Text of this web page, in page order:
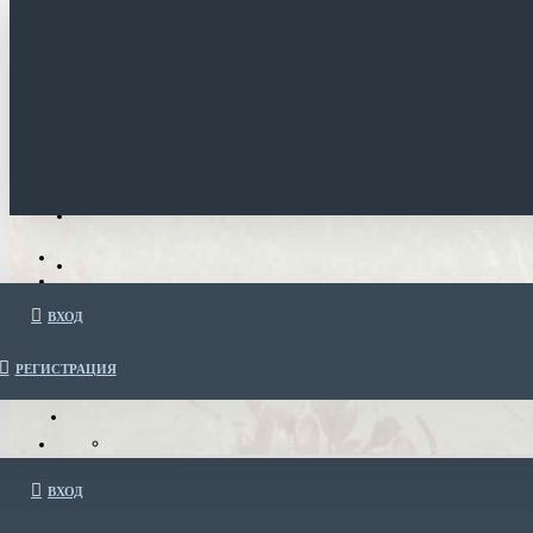
ВХОД
ВХОД
РЕГИСТРАЦИЯ